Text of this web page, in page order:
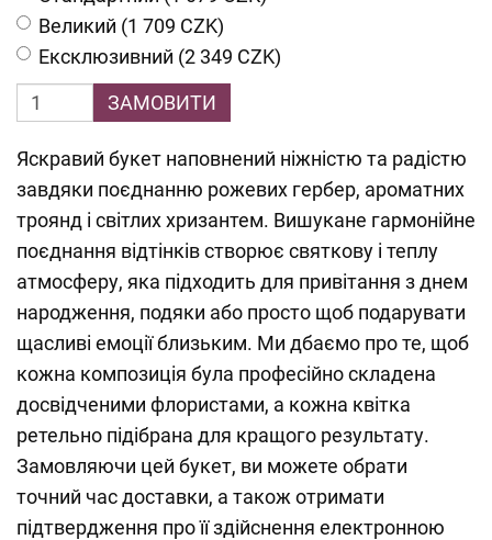
Великий (1 709 CZK)
Ексклюзивний (2 349 CZK)
ЗАМОВИТИ
Яскравий букет наповнений ніжністю та радістю
завдяки поєднанню рожевих гербер, ароматних
троянд і світлих хризантем. Вишукане гармонійне
поєднання відтінків створює святкову і теплу
атмосферу, яка підходить для привітання з днем
народження, подяки або просто щоб подарувати
щасливі емоції близьким. Ми дбаємо про те, щоб
кожна композиція була професійно складена
досвідченими флористами, а кожна квітка
ретельно підібрана для кращого результату.
Замовляючи цей букет, ви можете обрати
точний час доставки, а також отримати
підтвердження про її здійснення електронною